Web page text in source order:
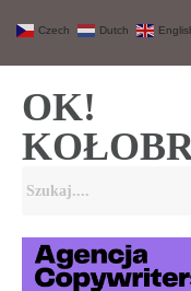
OK!
Czech Dutch